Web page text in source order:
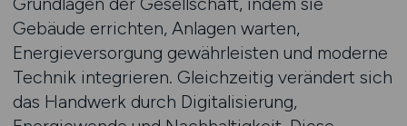
Gebäude errichten, Anlagen warten,
Energieversorgung gewährleisten und moderne
Technik integrieren. Gleichzeitig verändert sich
das Handwerk durch Digitalisierung,